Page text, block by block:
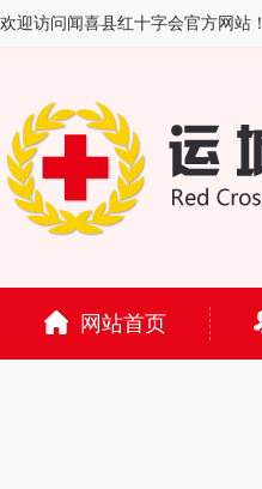
欢迎访问闻喜县红十字会官方网站！
网站首页